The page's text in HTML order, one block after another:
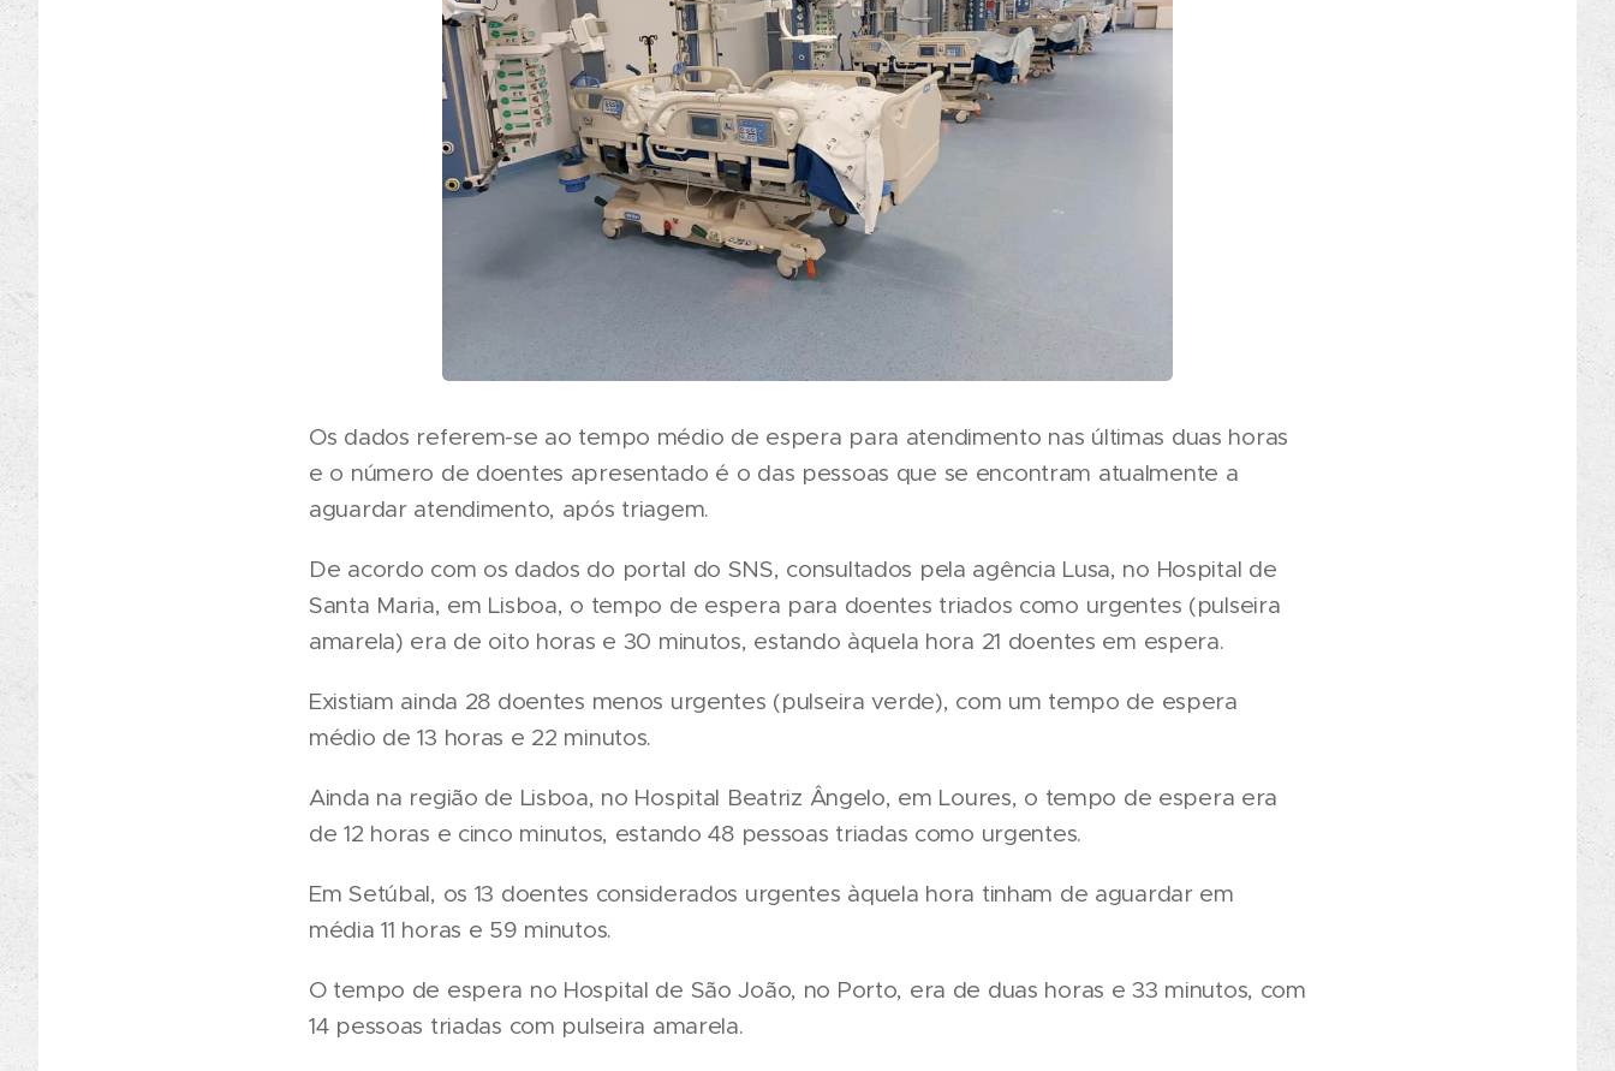
Os dados referem-se ao tempo médio de espera para atendimento nas últimas duas horas
e o número de doentes apresentado é o das pessoas que se encontram atualmente a
aguardar atendimento, após triagem.
De acordo com os dados do portal do SNS, consultados pela agência Lusa, no Hospital de
Santa Maria, em Lisboa, o tempo de espera para doentes triados como urgentes (pulseira
amarela) era de oito horas e 30 minutos, estando àquela hora 21 doentes em espera.
Existiam ainda 28 doentes menos urgentes (pulseira verde), com um tempo de espera
médio de 13 horas e 22 minutos.
Ainda na região de Lisboa, no Hospital Beatriz Ângelo, em Loures, o tempo de espera era
de 12 horas e cinco minutos, estando 48 pessoas triadas como urgentes.
Em Setúbal, os 13 doentes considerados urgentes àquela hora tinham de aguardar em
média 11 horas e 59 minutos.
O tempo de espera no Hospital de São João, no Porto, era de duas horas e 33 minutos, com
14 pessoas triadas com pulseira amarela.